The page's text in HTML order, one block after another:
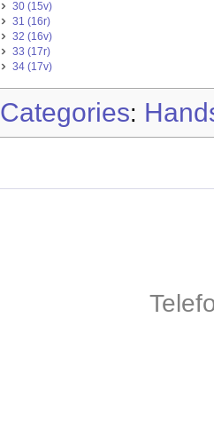
30 (15v)
31 (16r)
32 (16v)
33 (17r)
34 (17v)
Categories: